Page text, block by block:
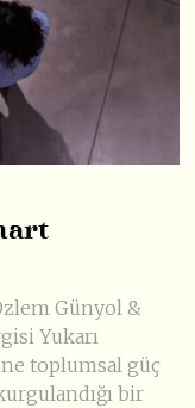
Günyol &
Yukarı
toplumsal güç
bir